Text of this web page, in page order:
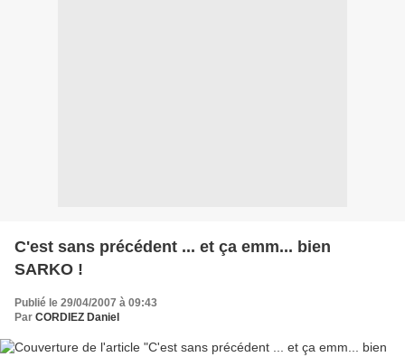
C'est sans précédent ... et ça emm... bien
SARKO !
Publié le 29/04/2007 à 09:43
Par CORDIEZ Daniel